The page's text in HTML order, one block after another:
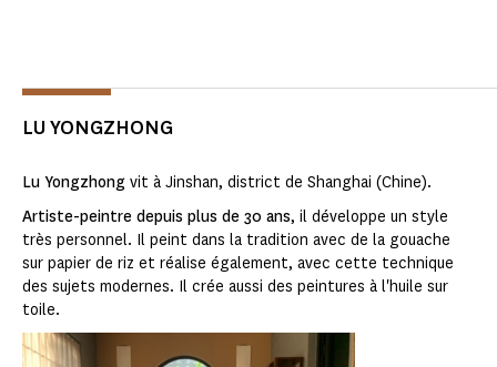
LU YONGZHONG
Lu Yongzhong vit à Jinshan, district de Shanghai (Chine).
Artiste-peintre depuis plus de 30 ans, il développe un style
très personnel. Il peint dans la tradition avec de la gouache
sur papier de riz et réalise également, avec cette technique
des sujets modernes. Il crée aussi des peintures à l'huile sur
toile.